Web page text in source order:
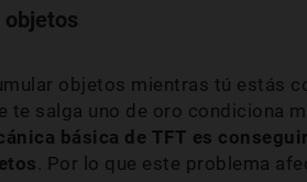
objetos mientras tú estás
te salga uno de oro condiciona
básica de TFT es
. Por lo que este problema